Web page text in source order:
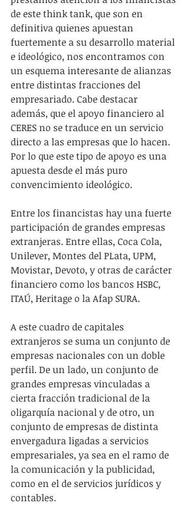
de este think tank, que son en
definitiva quienes apuestan
fuertemente a su desarrollo material
e ideológico, nos encontramos con
un esquema interesante de alianzas
entre distintas fracciones del
empresariado. Cabe destacar
además, que el apoyo financiero al
CERES no se traduce en un servicio
directo a las empresas que lo hacen.
Por lo que este tipo de apoyo es una
apuesta desde el más puro
convencimiento ideológico.
Entre los financistas hay una fuerte
participación de grandes empresas
extranjeras. Entre ellas, Coca Cola,
Unilever, Montes del PLata, UPM,
Movistar, Devoto, y otras de carácter
financiero como los bancos HSBC,
ITAÚ, Heritage o la Afap SURA.
A este cuadro de capitales
extranjeros se suma un conjunto de
empresas nacionales con un doble
perfil. De un lado, un conjunto de
grandes empresas vinculadas a
cierta fracción tradicional de la
oligarquía nacional y de otro, un
conjunto de empresas de distinta
envergadura ligadas a servicios
empresariales, ya sea en el ramo de
la comunicación y la publicidad,
como en el de servicios jurídicos y
contables.